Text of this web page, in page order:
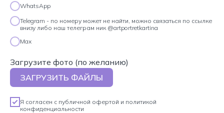
WhatsApp
Telegram - по номеру может не найти, можно связаться по ссылке
внизу либо наш телеграм ник @artportretkartina
Max
Загрузите фото (по желанию)
ЗАГРУЗИТЬ ФАЙЛЫ
Я согласен с публичной офертой и политикой
конфиденциальности